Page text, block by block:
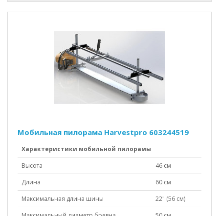
Мобильная пилорама Harvestpro 603244519
Характеристики мобильной пилорамы
Высота
46 см
Длина
60 см
Максимальная длина шины
22" (56 см)